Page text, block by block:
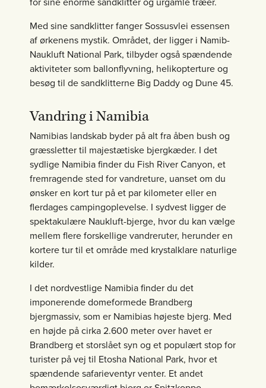
Med sine sandklitter fanger Sossusvlei essensen
af ørkenens mystik. Området, der ligger i Namib-
Naukluft National Park, tilbyder også spændende
aktiviteter som ballonflyvning, helikopterture og
besøg til de sandklitterne Big Daddy og Dune 45.
Vandring i Namibia
Namibias landskab byder på alt fra åben bush og
græssletter til majestætiske bjergkæder. I det
sydlige Namibia finder du Fish River Canyon, et
fremragende sted for vandreture, uanset om du
ønsker en kort tur på et par kilometer eller en
flerdages campingoplevelse. I sydvest ligger de
spektakulære Naukluft-bjerge, hvor du kan vælge
mellem flere forskellige vandreruter, herunder en
kortere tur til et område med krystalklare naturlige
kilder.
I det nordvestlige Namibia finder du det
imponerende domeformede Brandberg
bjergmassiv, som er Namibias højeste bjerg. Med
en højde på cirka 2.600 meter over havet er
Brandberg et storslået syn og et populært stop for
turister på vej til Etosha National Park, hvor et
spændende safarieventyr venter. Et andet